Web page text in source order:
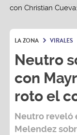
LA ZONA VIRALES
Neutro
con
roto el
Neutro reveló
Melendez